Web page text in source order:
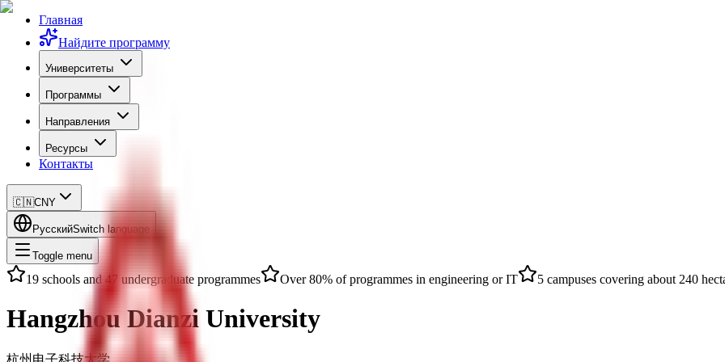
Главная
Найдите программу
Университеты
Программы
Направления
Ресурсы
Контакты
🇨🇳CNY
РусскийSwitch language
Toggle menu
19 schools and 47 undergraduate programmes Over 80% of programmes in engineering or IT 5 campuses covering about 240
Hangzhou Dianzi University
杭州电子科技大学